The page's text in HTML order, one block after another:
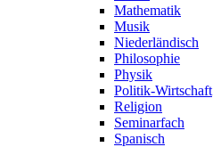
Mathematik
Musik
Niederländisch
Philosophie
Physik
Politik-Wirtschaft
Religion
Seminarfach
Spanisch